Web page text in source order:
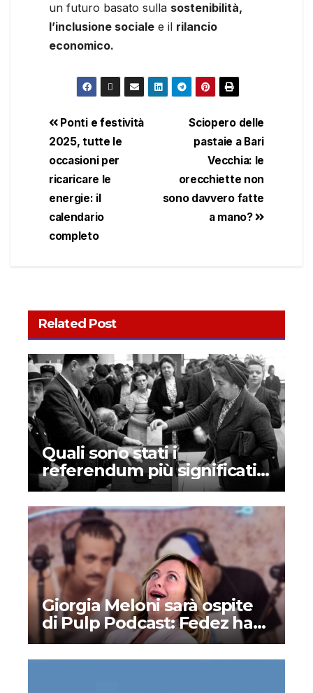
un futuro basato sulla sostenibilità,
l’inclusione sociale e il rilancio
economico.
Sciopero delle
pastaie a Bari
Vecchia: le
orecchiette non
sono davvero fatte
a mano?
Ponti e festività
2025, tutte le
occasioni per
ricaricare le
energie: il
calendario
completo
Related Post
Quali sono stati i
referendum più significativi
nella storia dell’Italia?
Giorgia Meloni sarà ospite
di Pulp Podcast: Fedez ha
deciso di supportare la
destra?